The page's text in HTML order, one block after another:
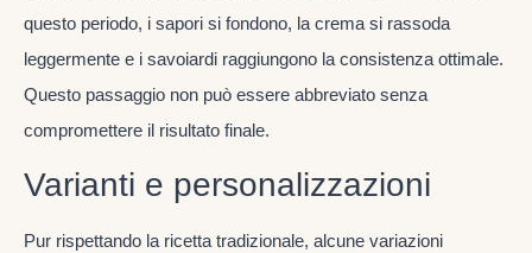
questo periodo, i sapori si fondono, la crema si rassoda
leggermente e i savoiardi raggiungono la consistenza ottimale.
Questo passaggio non può essere abbreviato senza
compromettere il risultato finale.
Varianti e personalizzazioni
Pur rispettando la ricetta tradizionale, alcune variazioni